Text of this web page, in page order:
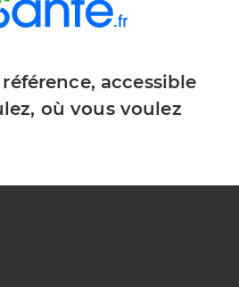
accessible
où vous voulez